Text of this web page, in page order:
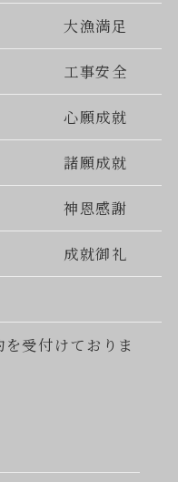
大漁満足
工事安全
心願成就
諸願成就
神恩感謝
成就御礼
受付けておりま